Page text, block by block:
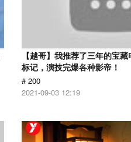
【越哥】我推荐了三年的宝
标记，演技完爆各种影帝！
# 200
2021-09-03 12:19